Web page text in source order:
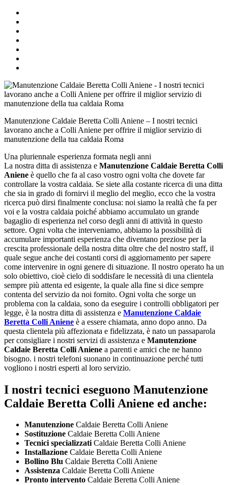
Manutenzione Caldaie Beretta Colli Aniene – I nostri tecnici
lavorano anche a Colli Aniene per offrire il miglior servizio di
manutenzione della tua caldaia Roma
Una pluriennale esperienza formata negli anni
La nostra ditta di assistenza e Manutenzione Caldaie Beretta Colli
Aniene è quello che fa al caso vostro ogni volta che dovete far
controllare la vostra caldaia. Se siete alla costante ricerca di una ditta
che sia in grado di fornirvi il meglio del meglio, ecco che la vostra
ricerca può dirsi finalmente conclusa: noi siamo la realtà che fa per
voi e la vostra caldaia poiché abbiamo accumulato un grande
bagaglio di esperienza nel corso degli anni di attività in questo
settore. Ogni volta che interveniamo, abbiamo la possibilità di
accumulare importanti esperienza che diventano preziose per la
crescita professionale della nostra ditta oltre che del nostro staff, il
quale segue anche dei costanti corsi di aggiornamento per sapere
come intervenire in ogni genere di situazione. Il nostro operato ha un
solo obiettivo, cioè cielo di soddisfare le necessità di una clientela
sempre più attenta ed esigente, la quale alla fine si dice sempre
contenta del servizio da noi fornito. Ogni volta che sorge un
problema con la caldaia, sono da eseguire i controlli obbligatori per
legge, è la nostra ditta di assistenza e Manutenzione Caldaie
Beretta Colli Aniene è a essere chiamata, anno dopo anno. Da
questa clientela più affezionata e fidelizzata, è nato un passaparola
per consigliare i nostri servizi di assistenza e Manutenzione
Caldaie Beretta Colli Aniene a parenti e amici che ne hanno
bisogno. i nostri telefoni suonano in continuazione perché tutti
vogliono i nostri esperti al loro servizio.
I nostri tecnici eseguono Manutenzione
Caldaie Beretta Colli Aniene ed anche:
Manutenzione Caldaie Beretta Colli Aniene
Sostituzione Caldaie Beretta Colli Aniene
Tecnici specializzatiCaldaie Beretta Colli Aniene
Installazione Caldaie Beretta Colli Aniene
Bollino Blu Caldaie Beretta Colli Aniene
Assistenza Caldaie Beretta Colli Aniene
Pronto intervento Caldaie Beretta Colli Aniene